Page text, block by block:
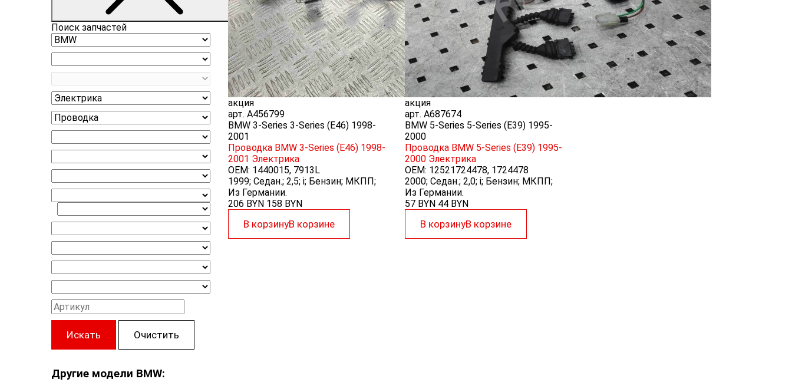
Поиск запчастей
Искать Очистить
Другие модели BMW:
акция
арт. A456799
BMW 3-Series 3-Series (E46) 1998-
2001
Проводка BMW 3-Series (E46) 1998-
2001 Электрика
OEM: 1440015, 7913L
1999; Седан.; 2,5; i; Бензин; МКПП;
Из Германии.
206 BYN 158 BYN
В корзинуВ корзине
акция
арт. A687674
BMW 5-Series 5-Series (E39) 1995-
2000
Проводка BMW 5-Series (E39) 1995-
2000 Электрика
OEM: 12521724478, 1724478
2000; Седан.; 2,0; i; Бензин; МКПП;
Из Германии.
57 BYN 44 BYN
В корзинуВ корзине